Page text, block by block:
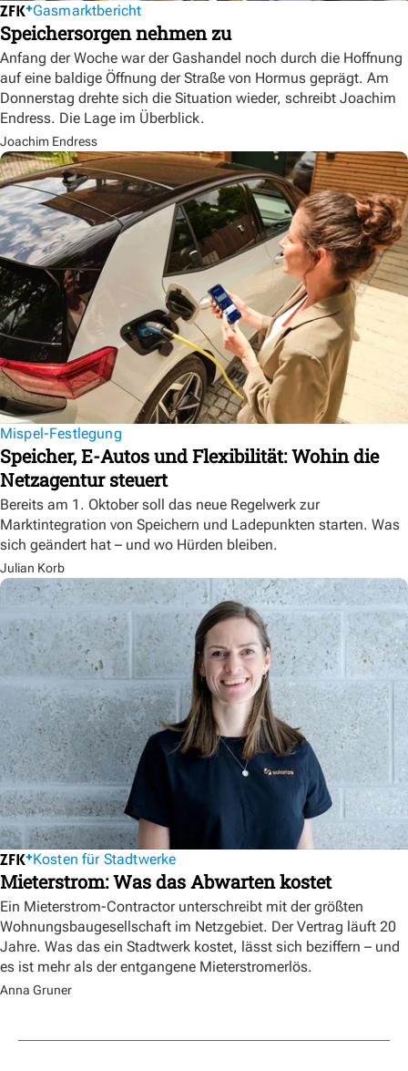
Gasmarktbericht
Speichersorgen nehmen zu
Anfang der Woche war der Gashandel noch durch die Hoffnung
auf eine baldige Öffnung der Straße von Hormus geprägt. Am
Donnerstag drehte sich die Situation wieder, schreibt Joachim
Endress. Die Lage im Überblick.
Joachim Endress
Mispel-Festlegung
Speicher, E-Autos und Flexibilität: Wohin die
Netzagentur steuert
Bereits am 1. Oktober soll das neue Regelwerk zur
Marktintegration von Speichern und Ladepunkten starten. Was
sich geändert hat – und wo Hürden bleiben.
Julian Korb
Kosten für Stadtwerke
Mieterstrom: Was das Abwarten kostet
Ein Mieterstrom-Contractor unterschreibt mit der größten
Wohnungsbaugesellschaft im Netzgebiet. Der Vertrag läuft 20
Jahre. Was das ein Stadtwerk kostet, lässt sich beziffern – und
es ist mehr als der entgangene Mieterstromerlös.
Anna Gruner